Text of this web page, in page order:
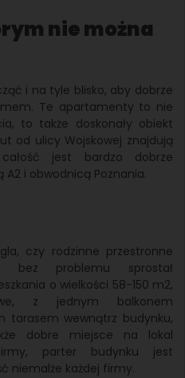
nie można
i na tyle blisko, aby dobrze
Te apartamenty to nie
to także doskonały obiekt
od ulicy Wojskowej znajdują
jest bardzo dobrze
i obwodnicą Poznania.
czy rodzinne przestronne
bez problemu sprostał
o wielkości 58-150 m2,
z jednym balkonem
tarasem wewnątrz budynku,
dobre miejsce na lokal
parter budynku jest
niemalże każdej firmy.